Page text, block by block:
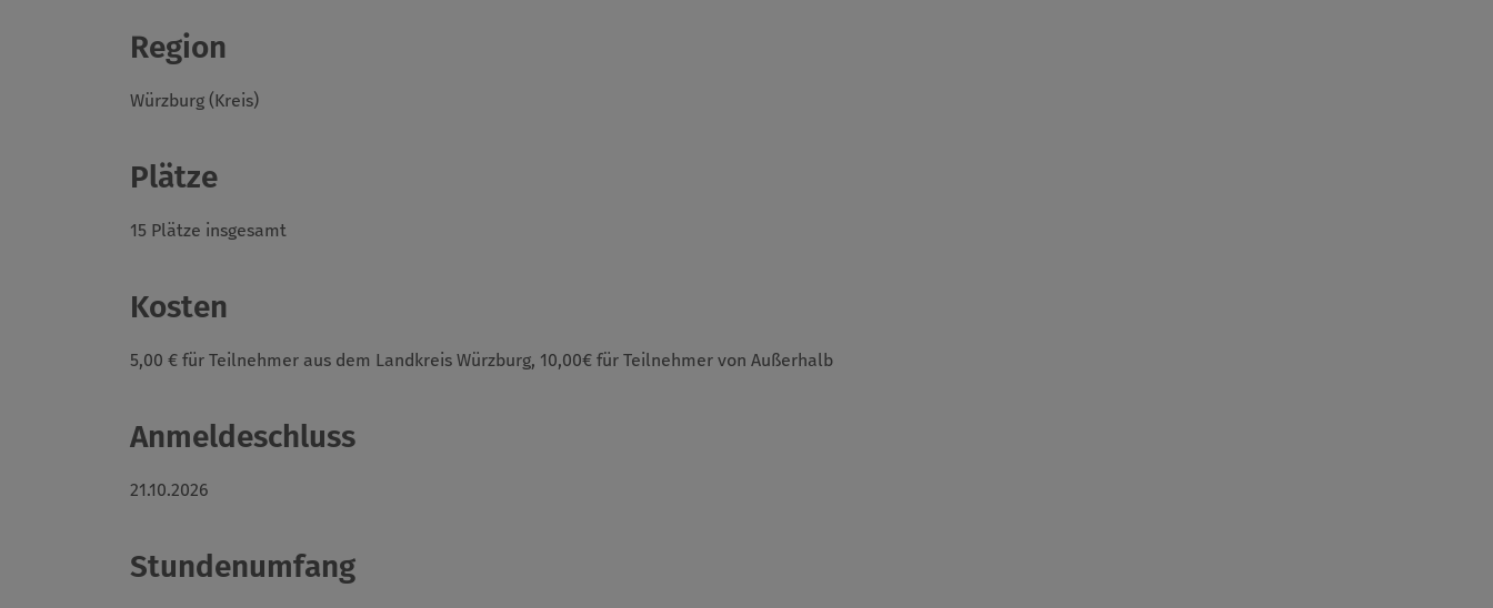
Region
Würzburg (Kreis)
Plätze
15 Plätze insgesamt
Kosten
5,00 € für Teilnehmer aus dem Landkreis Würzburg, 10,00€ für Teilnehmer von Außerhalb
Anmeldeschluss
21.10.2026
Stundenumfang